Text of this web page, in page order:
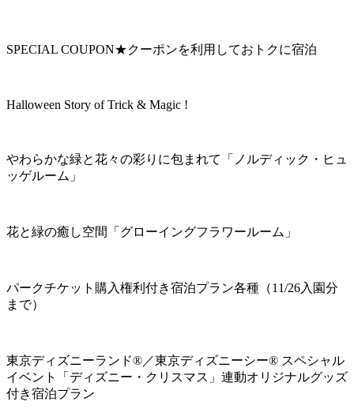
SPECIAL COUPON★クーポンを利用しておトクに宿泊
Halloween Story of Trick & Magic !
やわらかな緑と花々の彩りに包まれて「ノルディック・ヒュ
ッゲルーム」
花と緑の癒し空間「グローイングフラワールーム」
パークチケット購入権利付き宿泊プラン各種（11/26入園分
まで）
東京ディズニーランド®／東京ディズニーシー® スペシャル
イベント「ディズニー・クリスマス」連動オリジナルグッズ
付き宿泊プラン